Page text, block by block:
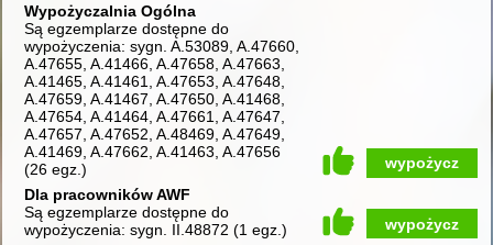
Wypożyczalnia Ogólna
Są egzemplarze dostępne do
wypożyczenia: sygn. A.53089, A.47660,
A.47655, A.41466, A.47658, A.47663,
A.41465, A.41461, A.47653, A.47648,
A.47659, A.41467, A.47650, A.41468,
A.47654, A.41464, A.47661, A.47647,
A.47657, A.47652, A.48469, A.47649,
A.41469, A.47662, A.41463, A.47656
(26 egz. )
wypożycz
Dla pracowników AWF
Są egzemplarze dostępne do
wypożyczenia: sygn. II.48872 (1 egz. )
wypożycz